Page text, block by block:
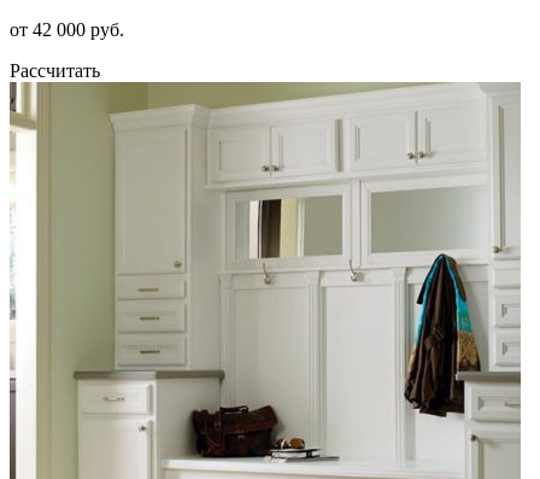
от 42 000 руб.
Рассчитать